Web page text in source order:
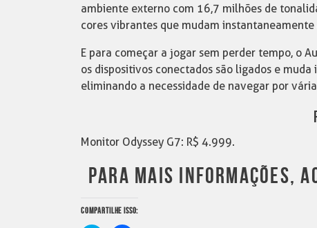
ambiente externo com 16,7 milhões de
cores vibrantes que mudam
E para começar a jogar sem perder tempo, o
os dispositivos conectados são ligados e
eliminando a necessidade de navegar por
Monitor Odyssey G7: R$ 4.999.
PARA MAIS INFORMAÇÕES,
COMPARTILHE ISSO: